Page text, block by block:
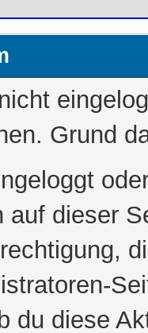
Grund
auf dieser
du diese